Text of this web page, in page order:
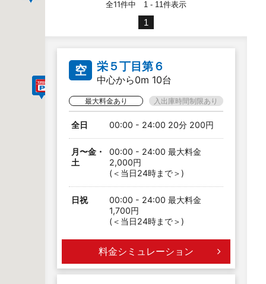
全11件中 1 - 11 件表示
1
空 栄５丁目第６
中心から0m 10台
最大料金あり 入出庫時間制限あり
全日 00:00 - 24:00 20分 200円
月〜金・
土
00:00 - 24:00 最大料金
2,000円
(＜当日24時まで＞)
日祝
00:00 - 24:00 最大料金
1,700円
(＜当日24時まで＞)
料金シミュレーション